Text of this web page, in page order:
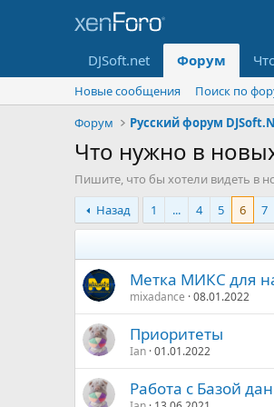
DJSoft.net Форум
Новые сообщения
Поиск по
Форум
Русский форум
Что нужно в
Пишите, что бы хотели видеть в
Назад
1 ... 4 5 6 7
Метка МИКС для
mixadance 08.01.2022
Приоритеты
Ian 01.01.2022
Работа с Базой